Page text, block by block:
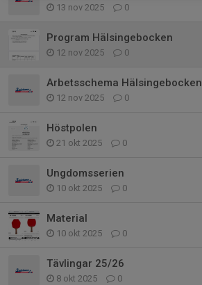
13 nov 2025 0
Program Hälsingebocken
12 nov 2025 0
Arbetsschema Hälsingebocken
12 nov 2025 0
Höstpolen
21 okt 2025 0
Ungdomsserien
10 okt 2025 0
Material
10 okt 2025 0
Tävlingar 25/26
8 okt 2025 0